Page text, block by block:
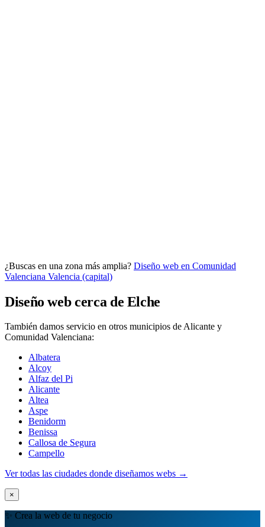
Quiero mi panel
¿Buscas en una zona más amplia? Diseño web en Comunidad
Valenciana Valencia (capital)
Diseño web cerca de Elche
También damos servicio en otros municipios de Alicante y
Comunidad Valenciana:
Albatera
Alcoy
Alfaz del Pi
Alicante
Altea
Aspe
Benidorm
Benissa
Callosa de Segura
Campello
Ver todas las ciudades donde diseñamos webs →
×
✨ Crea la web de tu negocio